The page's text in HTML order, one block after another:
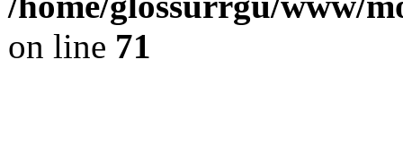
on line 71